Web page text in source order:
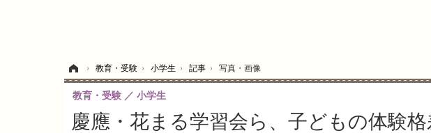
› 教育・受験 › 小学生 › 記事 › 写真・画像
慶應・花まる学習会ら、子どもの体験
教育・受験 小学生